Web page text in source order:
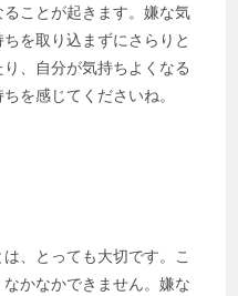
ことが起きます。嫌な気
を取り込まずにさらりと
、自分が気持ちよくなる
を感じてくださいね。
、とっても大切です。こ
かなかできません。嫌な